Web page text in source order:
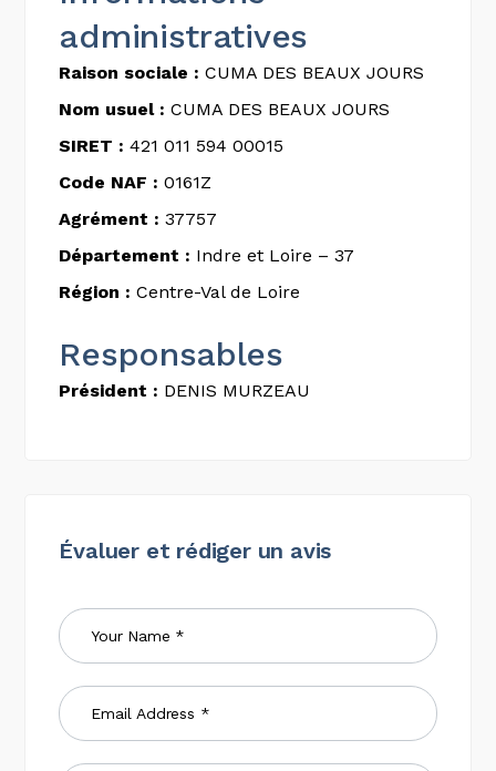
administratives
Raison sociale : CUMA DES BEAUX JOURS
Nom usuel : CUMA DES BEAUX JOURS
SIRET : 421 011 594 00015
Code NAF : 0161Z
Agrément : 37757
Département : Indre et Loire – 37
Région : Centre-Val de Loire
Responsables
Président : DENIS MURZEAU
Évaluer et rédiger un avis